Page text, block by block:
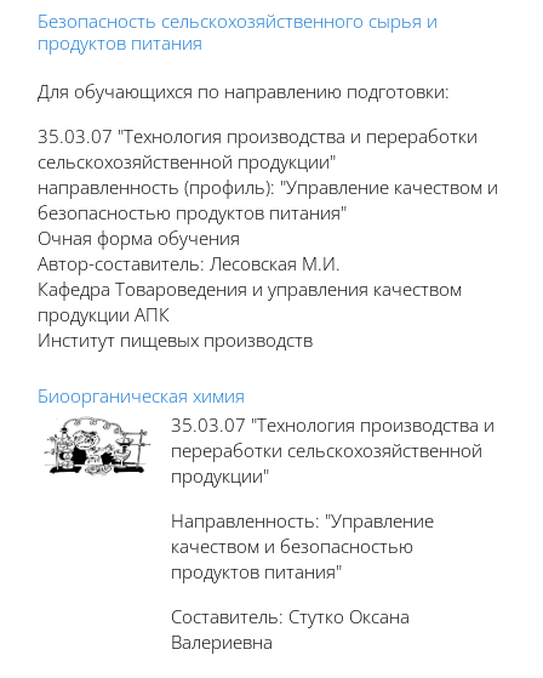
Безопасность сельскохозяйственного сырья и
продуктов питания
Для обучающихся по направлению подготовки:
35.03.07 "Технология производства и переработки
сельскохозяйственной продукции"
направленность (профиль): "Управление качеством и
безопасностью продуктов питания"
Очная форма обучения
Автор-составитель: Лесовская М.И.
Кафедра Товароведения и управления качеством
продукции АПК
Институт пищевых производств
Биоорганическая химия
35.03.07 "Технология производства и
переработки сельскохозяйственной
продукции"
Направленность: "Управление
качеством и безопасностью
продуктов питания"
Составитель: Стутко Оксана
Валериевна